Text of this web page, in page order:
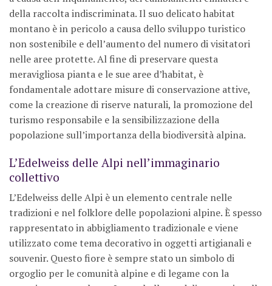
della raccolta indiscriminata. Il suo delicato habitat
montano è in pericolo a causa dello sviluppo turistico
non sostenibile e dell’aumento del numero di visitatori
nelle aree protette. Al fine di preservare questa
meravigliosa pianta e le sue aree d’habitat, è
fondamentale adottare misure di conservazione attive,
come la creazione di riserve naturali, la promozione del
turismo responsabile e la sensibilizzazione della
popolazione sull’importanza della biodiversità alpina.
L’Edelweiss delle Alpi nell’immaginario
collettivo
L’Edelweiss delle Alpi è un elemento centrale nelle
tradizioni e nel folklore delle popolazioni alpine. È spesso
rappresentato in abbigliamento tradizionale e viene
utilizzato come tema decorativo in oggetti artigianali e
souvenir. Questo fiore è sempre stato un simbolo di
orgoglio per le comunità alpine e di legame con la